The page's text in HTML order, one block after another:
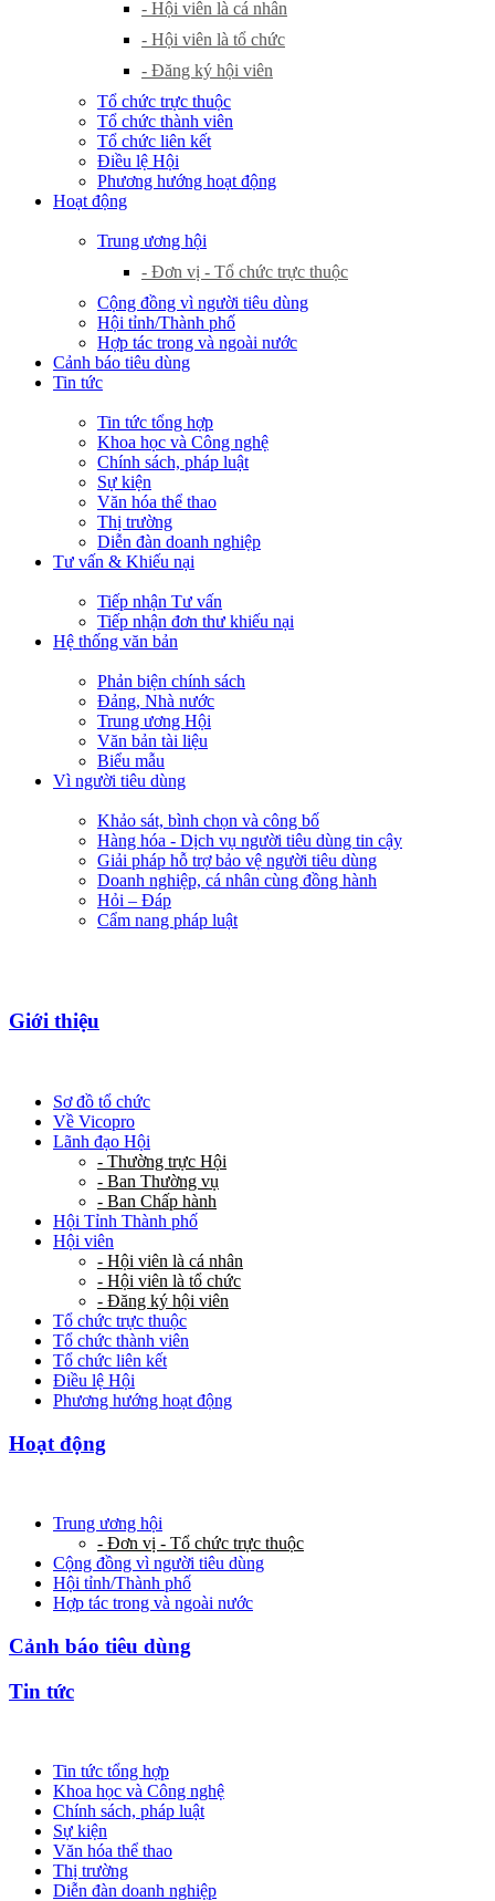
- Hội viên là cá nhân
- Hội viên là tổ chức
- Đăng ký hội viên
Tổ chức trực thuộc
Tổ chức thành viên
Tổ chức liên kết
Điều lệ Hội
Phương hướng hoạt động
Hoạt động
Trung ương hội
- Đơn vị - Tổ chức trực thuộc
Cộng đồng vì người tiêu dùng
Hội tỉnh/Thành phố
Hợp tác trong và ngoài nước
Cảnh báo tiêu dùng
Tin tức
Tin tức tổng hợp
Khoa học và Công nghệ
Chính sách, pháp luật
Sự kiện
Văn hóa thể thao
Thị trường
Diễn đàn doanh nghiệp
Tư vấn & Khiếu nại
Tiếp nhận Tư vấn
Tiếp nhận đơn thư khiếu nại
Hệ thống văn bản
Phản biện chính sách
Đảng, Nhà nước
Trung ương Hội
Văn bản tài liệu
Biểu mẫu
Vì người tiêu dùng
Khảo sát, bình chọn và công bố
Hàng hóa - Dịch vụ người tiêu dùng tin cậy
Giải pháp hỗ trợ bảo vệ người tiêu dùng
Doanh nghiệp, cá nhân cùng đồng hành
Hỏi – Đáp
Cẩm nang pháp luật
Giới thiệu
Sơ đồ tổ chức
Về Vicopro
Lãnh đạo Hội
- Thường trực Hội
- Ban Thường vụ
- Ban Chấp hành
Hội Tỉnh Thành phố
Hội viên
- Hội viên là cá nhân
- Hội viên là tổ chức
- Đăng ký hội viên
Tổ chức trực thuộc
Tổ chức thành viên
Tổ chức liên kết
Điều lệ Hội
Phương hướng hoạt động
Hoạt động
Trung ương hội
- Đơn vị - Tổ chức trực thuộc
Cộng đồng vì người tiêu dùng
Hội tỉnh/Thành phố
Hợp tác trong và ngoài nước
Cảnh báo tiêu dùng
Tin tức
Tin tức tổng hợp
Khoa học và Công nghệ
Chính sách, pháp luật
Sự kiện
Văn hóa thể thao
Thị trường
Diễn đàn doanh nghiệp